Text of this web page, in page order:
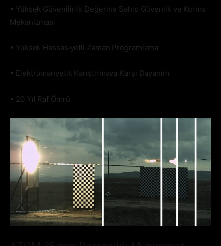
• Yüksek Güvenilirlik Değerine Sahip Güvenlik ve Kurma
Mekanizması
• Yüksek Hassasiyetli Zaman Programlama
• Elektromanyetik Karıştırmaya Karşı Dayanım
• 20 Yıl Raf Ömrü